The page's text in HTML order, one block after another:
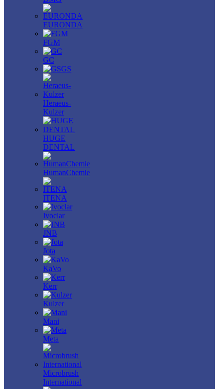
EURONDA
FGM
GC
GS
Heraeus-
Kulzer
HUGE
DENTAL
HumanChemie
ITENA
Ivoclar
JNB
Jota
KaVo
Kerr
Kulzer
Mani
Meta
Microbrush
International